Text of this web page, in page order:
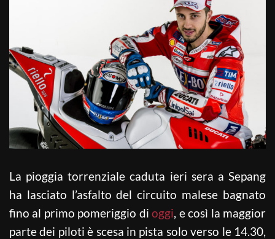
La pioggia torrenziale caduta ieri sera a Sepang
ha lasciato l’asfalto del circuito malese bagnato
fino al primo pomeriggio dioggi, e così la maggior
parte dei piloti è scesa in pista solo verso le 14.30,